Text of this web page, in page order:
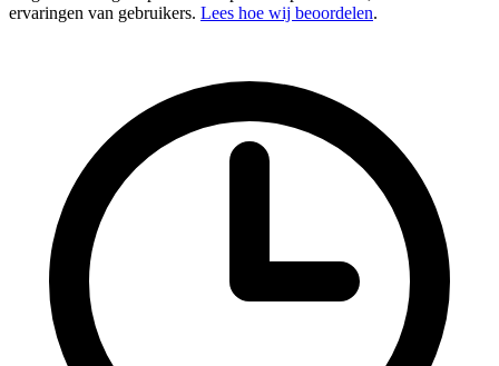
ervaringen van gebruikers. Lees hoe wij beoordelen.